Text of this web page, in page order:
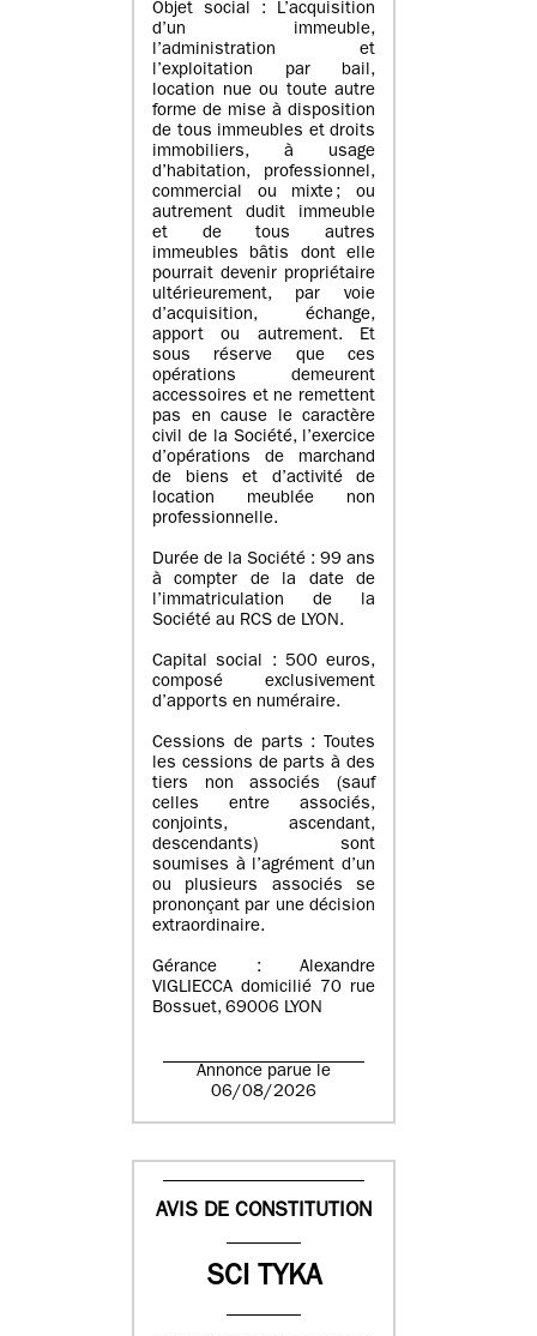
Objet social : L’acquisition
d’un immeuble,
l’administration et
l’exploitation par bail,
location nue ou toute autre
forme de mise à disposition
de tous immeubles et droits
immobiliers, à usage
d’habitation, professionnel,
commercial ou mixte ; ou
autrement dudit immeuble
et de tous autres
immeubles bâtis dont elle
pourrait devenir propriétaire
ultérieurement, par voie
d’acquisition, échange,
apport ou autrement. Et
sous réserve que ces
opérations demeurent
accessoires et ne remettent
pas en cause le caractère
civil de la Société, l’exercice
d’opérations de marchand
de biens et d’activité de
location meublée non
professionnelle.
Durée de la Société : 99 ans
à compter de la date de
l’immatriculation de la
Société au RCS de LYON.
Capital social : 500 euros,
composé exclusivement
d’apports en numéraire.
Cessions de parts : Toutes
les cessions de parts à des
tiers non associés (sauf
celles entre associés,
conjoints, ascendant,
descendants) sont
soumises à l’agrément d’un
ou plusieurs associés se
prononçant par une décision
extraordinaire.
Gérance : Alexandre
VIGLIECCA domicilié 70 rue
Bossuet, 69006 LYON
Annonce parue le
06/08/2026
AVIS DE CONSTITUTION
SCI TYKA